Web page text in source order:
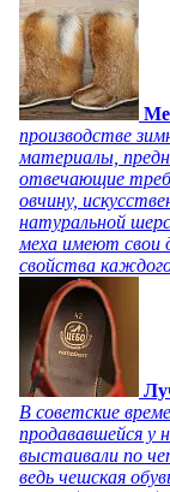
производстве
материалы,
отвечающие
овчину,
натуральной
меха имеют свои
свойства
В советские
продававшейся у
выстаивали по
ведь чешская